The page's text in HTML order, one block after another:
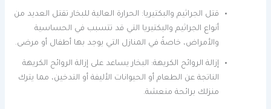
قتل الجراثيم والبكتيريا: الحرارة العالية للبخار تقتل العديد من
أنواع الجراثيم والبكتيريا التي قد تتسبب في الحساسية
والأمراض، خاصةً في المنازل التي يوجد بها أطفال أو مرضى.
إزالة الروائح الكريهة: البخار يساعد على إزالة الروائح الكريهة
الناتجة عن الطعام أو الحيوانات الأليفة أو التدخين، مما يترك
منزلك برائحة منعشة.